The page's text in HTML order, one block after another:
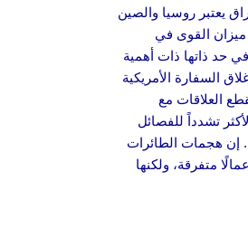
يعتبر روسيا والصين
ميزان القوى في
في حد ذاتها ذات أهمية
السفارة الأمريكية
العلاقات مع
تشدداً للفصائل
إن هجمات الطائرات
متفرقة، ولكنها